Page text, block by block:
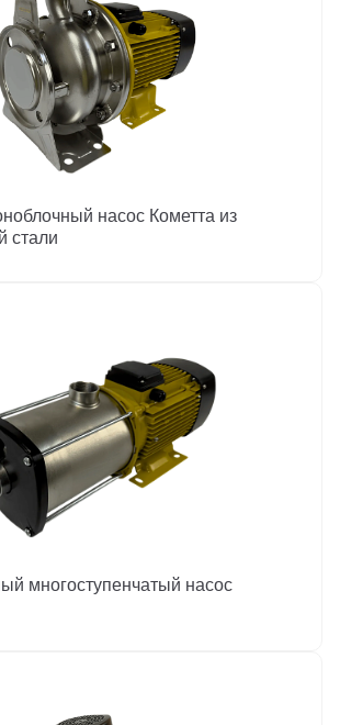
насос Кометта из
стали
многоступенчатый насос